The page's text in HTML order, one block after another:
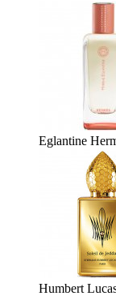
Eglantine
Humbert